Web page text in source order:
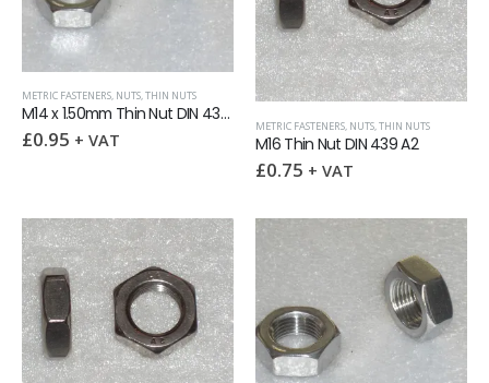
METRIC FASTENERS, NUTS,THIN NUTS
M14 x 1.50mm Thin Nut DIN 439 A2
£0.95 + VAT
METRIC FASTENERS, NUTS,THIN NUTS
M16 Thin Nut DIN 439 A2
£0.75 + VAT